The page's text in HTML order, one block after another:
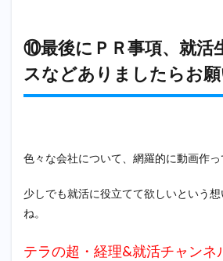
⑩最後にＰＲ事項、就活
スなどありましたらお願
色々な会社について、網羅的に動画作っ
少しでも就活に役立てて欲しいという
ね。
テラの超・経理&就活チャンネ